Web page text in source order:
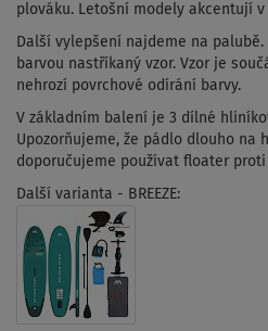
plováku. Letošní modely akcentují
Další vylepšení najdeme na
barvou nastříkaný vzor. Vzor je
nehrozí povrchové odírání barvy.
V základním balení je 3 dílné
Upozorňujeme, že pádlo dlouho na
doporučujeme používat floater
Další varianta - BREEZE: